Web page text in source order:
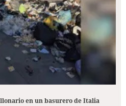
en un basurero de Italia